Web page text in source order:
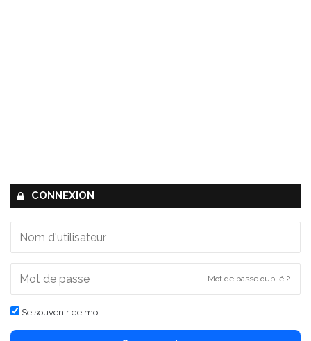
CONNEXION
Mot de passe oublié ?
Se souvenir de moi